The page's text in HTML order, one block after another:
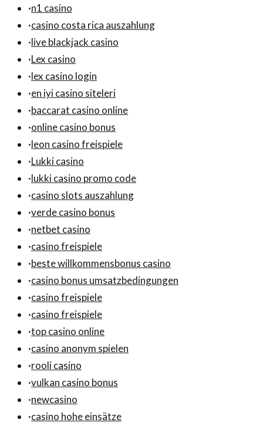
·n1 casino
·casino costa rica auszahlung
·live blackjack casino
·Lex casino
·lex casino login
·en iyi casino siteleri
·baccarat casino online
·online casino bonus
·leon casino freispiele
·Lukki casino
·lukki casino promo code
·casino slots auszahlung
·verde casino bonus
·netbet casino
·casino freispiele
·beste willkommensbonus casino
·casino bonus umsatzbedingungen
·casino freispiele
·casino freispiele
·top casino online
·casino anonym spielen
·rooli casino
·vulkan casino bonus
·newcasino
·casino hohe einsätze